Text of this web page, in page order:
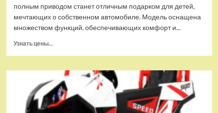
полным приводом станет отличным подарком для детей,
мечтающих о собственном автомобиле. Модель оснащена
множеством функций, обеспечивающих комфорт и...
Узнать цены...
Детский
электромобиль
RiverToys
K999PX
белый